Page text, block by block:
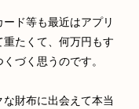
ド等も最近はアプリ
たくて、何万円もす
づく思うのです。
財布に出会えて本当